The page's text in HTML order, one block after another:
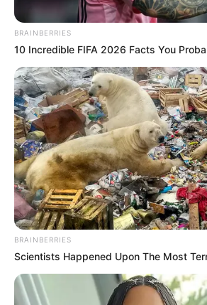
danastudenoga 02, 2025
6 Best '90s Action
Movies To Watch Today
Brainberries
She Spent
Look Like
Barbie
BRAINBERRIES
10 Incredible FIFA 2026 Facts You
BRAINBERRIES
Scientists Happened Upon The Most